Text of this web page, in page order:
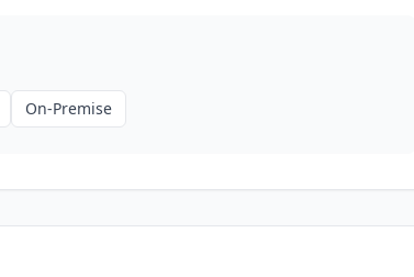
On-Premise